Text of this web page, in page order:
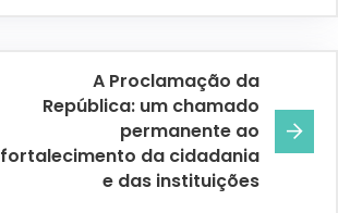
A Proclamação da
República: um chamado
permanente ao
fortalecimento da cidadania
e das instituições